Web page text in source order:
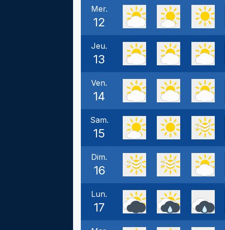
Mer.
12
Jeu.
13
Ven.
14
Sam.
15
Dim.
16
Lun.
17